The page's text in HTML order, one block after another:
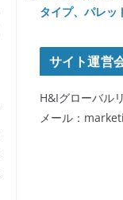
タイプ、パレッ
サイト運営
H&Iグローバル
メール：